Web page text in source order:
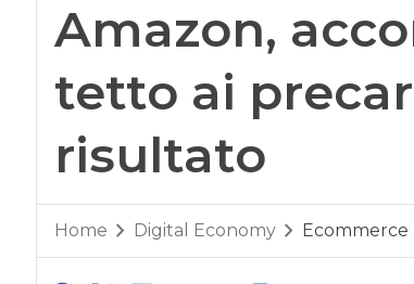
Amazon,
tetto ai
risultato
Home Digital Economy Ecommerce